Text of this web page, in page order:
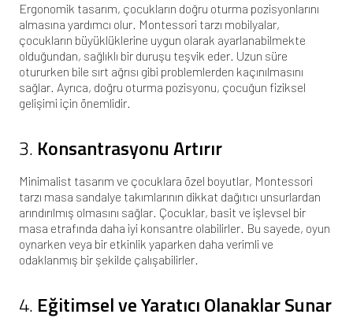
Ergonomik tasarım, çocukların doğru oturma pozisyonlarını
almasına yardımcı olur. Montessori tarzı mobilyalar,
çocukların büyüklüklerine uygun olarak ayarlanabilmekte
olduğundan, sağlıklı bir duruşu teşvik eder. Uzun süre
otururken bile sırt ağrısı gibi problemlerden kaçınılmasını
sağlar. Ayrıca, doğru oturma pozisyonu, çocuğun fiziksel
gelişimi için önemlidir.
3. Konsantrasyonu Artırır
Minimalist tasarım ve çocuklara özel boyutlar, Montessori
tarzı masa sandalye takımlarının dikkat dağıtıcı unsurlardan
arındırılmış olmasını sağlar. Çocuklar, basit ve işlevsel bir
masa etrafında daha iyi konsantre olabilirler. Bu sayede, oyun
oynarken veya bir etkinlik yaparken daha verimli ve
odaklanmış bir şekilde çalışabilirler.
4. Eğitimsel ve Yaratıcı Olanaklar Sunar